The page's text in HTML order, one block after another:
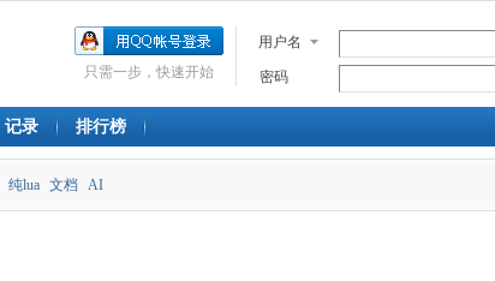
用户名
密码
只需一步，快速开始
记录 排行榜
纯lua 文档 AI